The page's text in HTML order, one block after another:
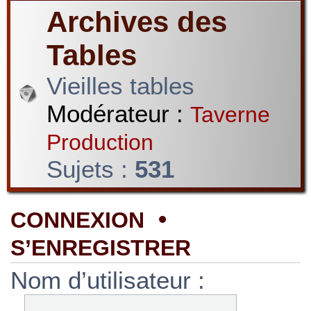
Archives des
Tables
Vieilles tables
Modérateur : Taverne
Production
Sujets : 531
CONNEXION •
S’ENREGISTRER
Nom d’utilisateur :